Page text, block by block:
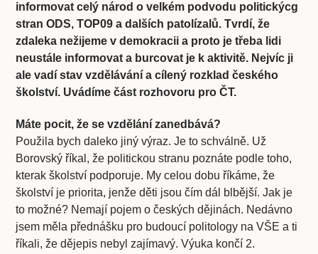
informovat celý národ o velkém podvodu politickýcg
stran ODS, TOP09 a dalších patolízalů. Tvrdí, že
zdaleka nežijeme v demokracii a proto je třeba lidi
neustále informovat a burcovat je k aktivitě. Nejvíc ji
ale vadí stav vzdělávání a cílený rozklad českého
školství. Uvádíme část rozhovoru pro ČT.
Máte pocit, že se vzdělání zanedbává?
Použila bych daleko jiný výraz. Je to schválně. Už
Borovský říkal, že politickou stranu poznáte podle toho,
kterak školství podporuje. My celou dobu říkáme, že
školství je priorita, jenže děti jsou čím dál blbější. Jak je
to možné? Nemají pojem o českých dějinách. Nedávno
jsem měla přednášku pro budoucí politology na VŠE a ti
říkali, že dějepis nebyl zajímavý. Výuka končí 2.